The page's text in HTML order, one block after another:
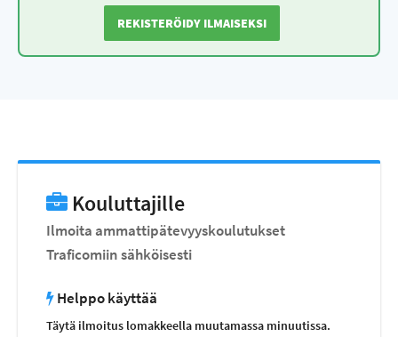
REKISTERÖIDY ILMAISEKSI
Kouluttajille
Ilmoita ammattipätevyyskoulutukset
Traficomiin sähköisesti
Helppo käyttää
Täytä ilmoitus lomakkeella muutamassa minuutissa.